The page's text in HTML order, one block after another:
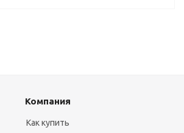
Компания
Как купить